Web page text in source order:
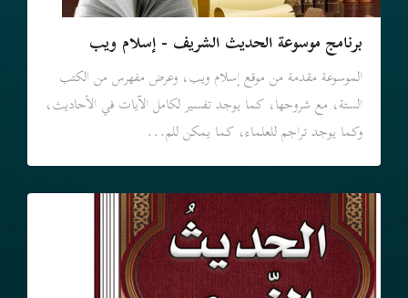
برنامج موسوعة الحديث الشريف - إسلام ويب
الموسوعة مقدمة من موقع إسلام ويب، وعرض مفهرس من الكتب
الستة، مع شروحها، كما يوجد تفسير لكامل الآيات في الأحاديث،
وكما يوجد تراجم للعلماء، كما يمكن للم...